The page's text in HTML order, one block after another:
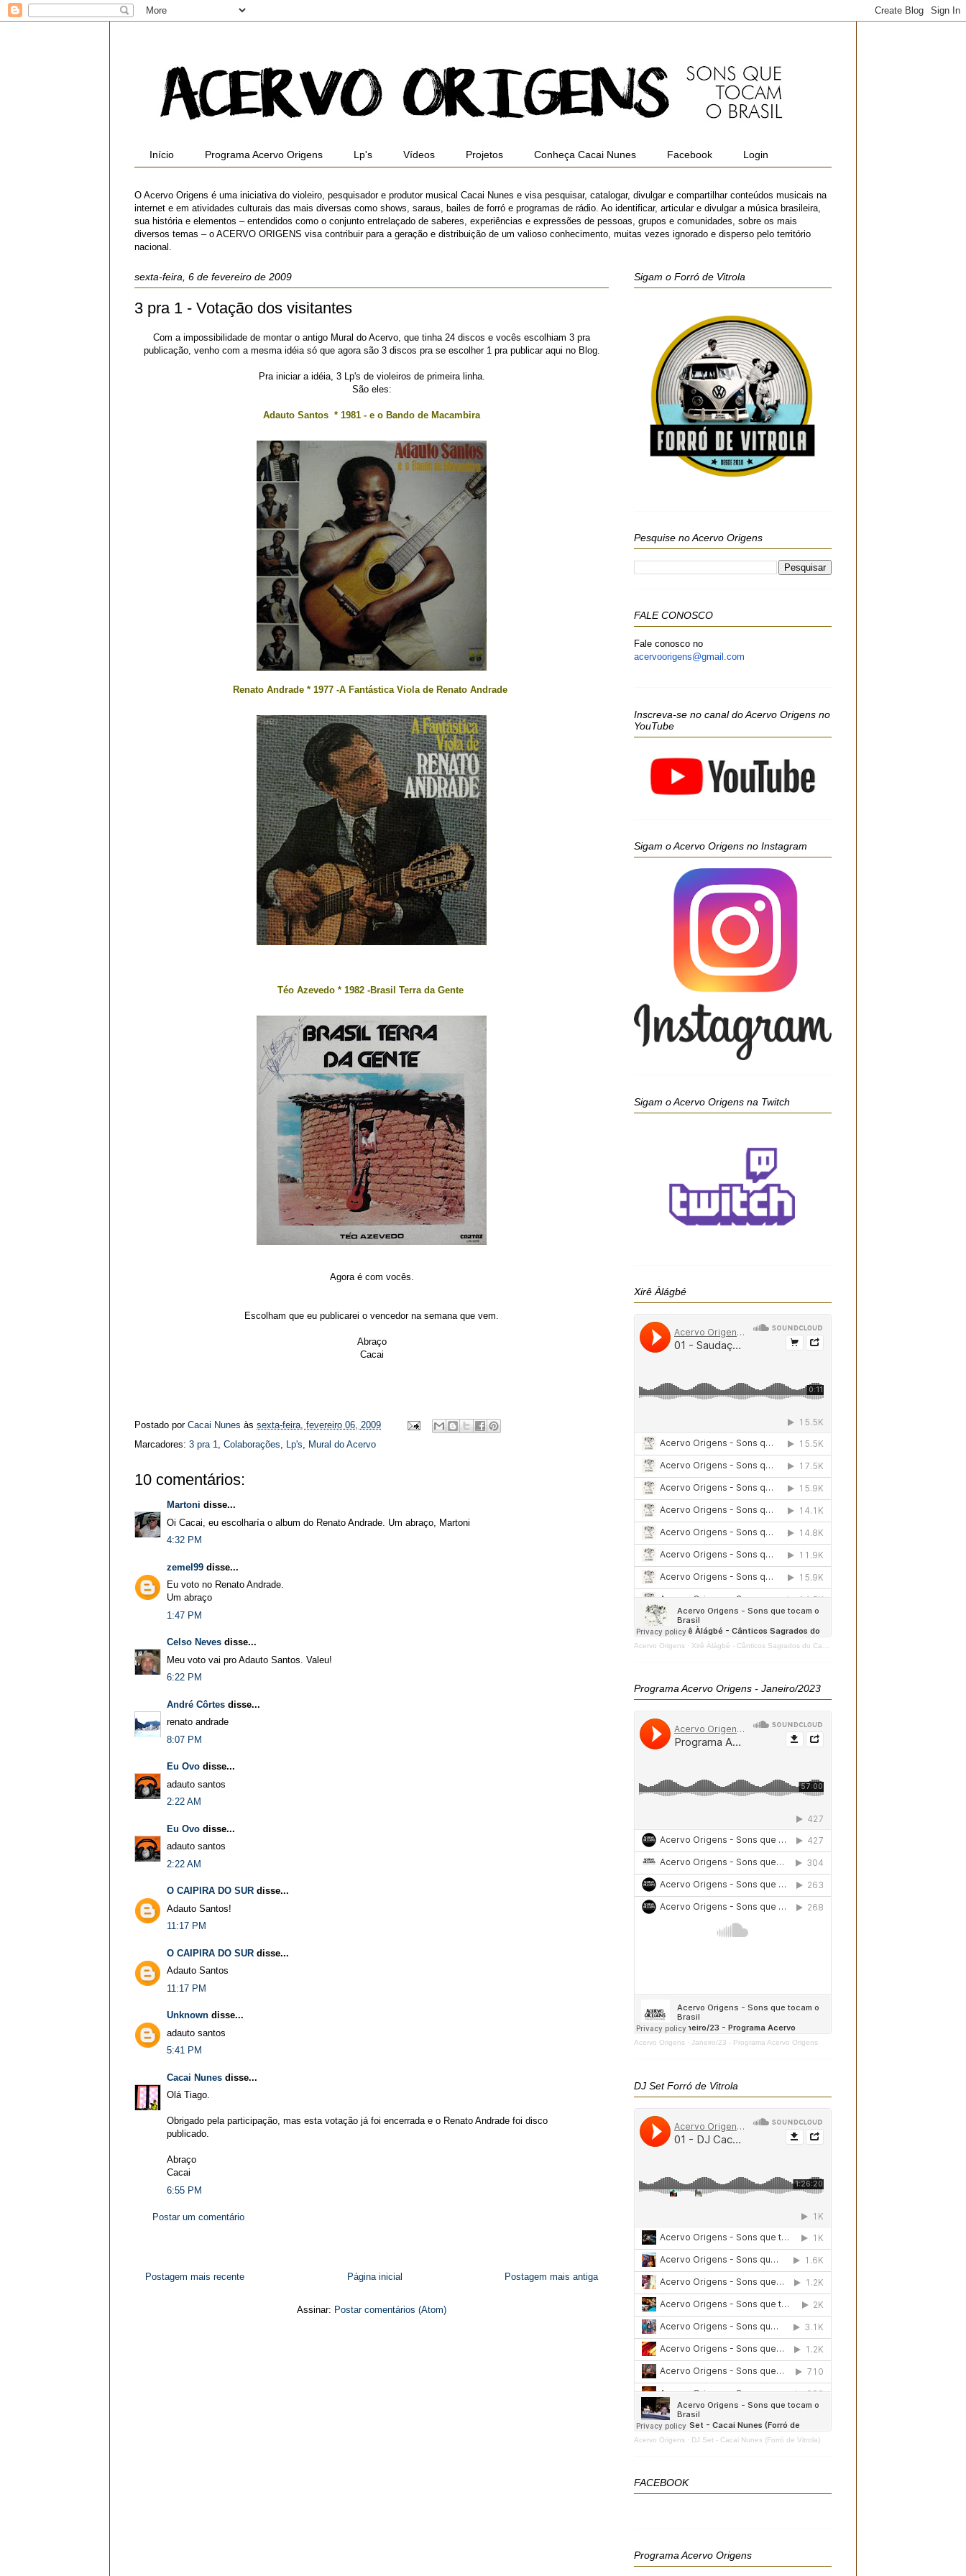
Início Programa Acervo Origens Lp's Vídeos Projetos Conheça Cacai Nunes Facebook Login
O Acervo Origens é uma iniciativa do violeiro, pesquisador e produtor musical Cacai Nunes e visa pesquisar, catalogar, divulgar e compartilhar conteúdos musicais na
internet e em atividades culturais das mais diversas como shows, saraus, bailes de forró e programas de rádio. Ao identificar, articular e divulgar a música brasileira,
sua história e elementos – entendidos como o conjunto entrelaçado de saberes, experiências e expressões de pessoas, grupos e comunidades, sobre os mais
diversos temas – o ACERVO ORIGENS visa contribuir para a geração e distribuição de um valioso conhecimento, muitas vezes ignorado e disperso pelo território
nacional.
sexta-feira, 6 de fevereiro de 2009
3 pra 1 - Votação dos visitantes
Com a impossibilidade de montar o antigo Mural do Acervo, que tinha 24 discos e vocês escolhiam 3 pra
publicação, venho com a mesma idéia só que agora são 3 discos pra se escolher 1 pra publicar aqui no Blog.
Pra iniciar a idéia, 3 Lp's de violeiros de primeira linha.
São eles:
Adauto Santos * 1981 - e o Bando de Macambira
Renato Andrade * 1977 -A Fantástica Viola de Renato Andrade
Téo Azevedo * 1982 -Brasil Terra da Gente
Agora é com vocês.
Escolham que eu publicarei o vencedor na semana que vem.
Abraço
Cacai
Postado por Cacai Nunes às sexta-feira, fevereiro 06, 2009
Marcadores: 3 pra 1, Colaborações, Lp's, Mural do Acervo
10 comentários:
Martoni disse...
Oi Cacai, eu escolharía o album do Renato Andrade. Um abraço, Martoni
4:32 PM
zemel99 disse...
Eu voto no Renato Andrade.
Um abraço
1:47 PM
Celso Neves disse...
Meu voto vai pro Adauto Santos. Valeu!
6:22 PM
André Côrtes disse...
renato andrade
8:07 PM
Eu Ovo disse...
adauto santos
2:22 AM
Eu Ovo disse...
adauto santos
2:22 AM
O CAIPIRA DO SUR disse...
Adauto Santos!
11:17 PM
O CAIPIRA DO SUR disse...
Adauto Santos
11:17 PM
Unknown disse...
adauto santos
5:41 PM
Cacai Nunes disse...
Olá Tiago.
Obrigado pela participação, mas esta votação já foi encerrada e o Renato Andrade foi disco
publicado.
Abraço
Cacai
6:55 PM
Postar um comentário
Postagem mais recente Postagem mais antiga
Página inicial
Assinar: Postar comentários (Atom)
Sigam o Forró de Vitrola
Pesquise no Acervo Origens
FALE CONOSCO
Fale conosco no
acervoorigens@gmail.com
Inscreva-se no canal do Acervo Origens no
YouTube
Sigam o Acervo Origens no Instagram
Sigam o Acervo Origens na Twitch
Xirê Àlágbé
Acervo Origens · Xirê Àlágbé - Cânticos Sagrados do Candomblé - 2020
Programa Acervo Origens - Janeiro/2023
Acervo Origens · Janeiro/23 - Programa Acervo Origens
DJ Set Forró de Vitrola
Acervo Origens · DJ Set - Cacai Nunes (Forró de Vitrola)
FACEBOOK
Programa Acervo Origens